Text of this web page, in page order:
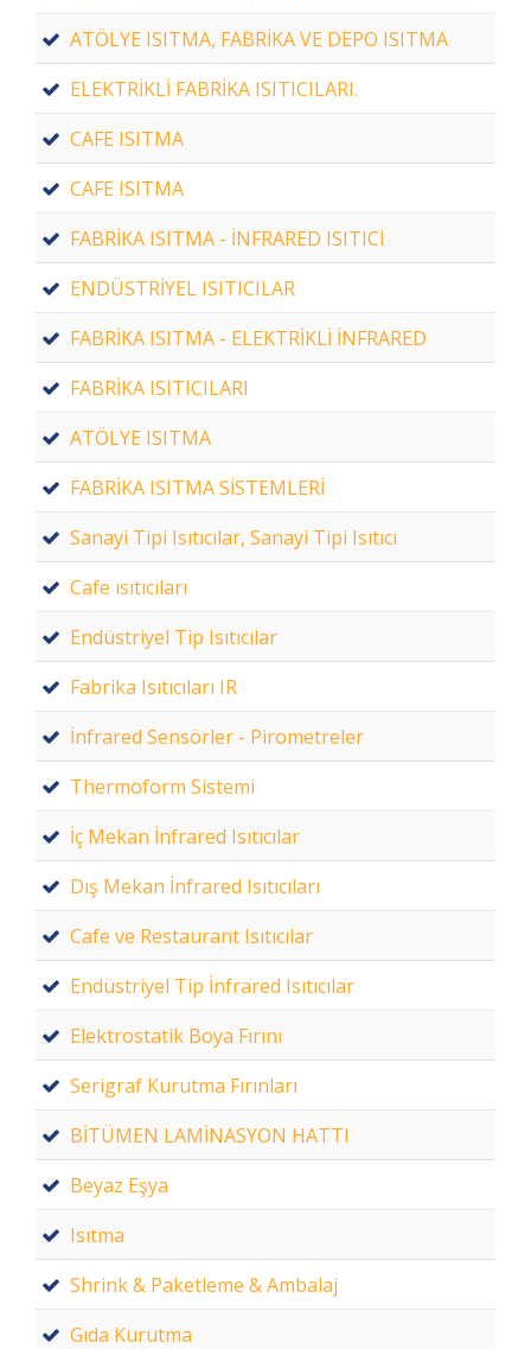
ATÖLYE ISITMA, FABRİKA VE DEPO ISITMA
ELEKTRİKLİ FABRİKA ISITICILARI.
CAFE ISITMA
CAFE ISITMA
FABRİKA ISITMA - İNFRARED ISITICI
ENDÜSTRİYEL ISITICILAR
FABRİKA ISITMA - ELEKTRİKLİ İNFRARED
FABRİKA ISITICILARI
ATÖLYE ISITMA
FABRİKA ISITMA SİSTEMLERİ
Sanayi Tipi Isıtıcılar, Sanayi Tipi Isıtıcı
Cafe ısıtıcıları
Endüstriyel Tip Isıtıcılar
Fabrika Isıtıcıları IR
İnfrared Sensörler - Pirometreler
Thermoform Sistemi
İç Mekan İnfrared Isıtıcılar
Dış Mekan İnfrared Isıtıcıları
Cafe ve Restaurant Isıtıcılar
Endüstriyel Tip İnfrared Isıtıcılar
Elektrostatik Boya Fırını
Serigraf Kurutma Fırınları
BİTÜMEN LAMİNASYON HATTI
Beyaz Eşya
Isıtma
Shrink & Paketleme & Ambalaj
Gıda Kurutma